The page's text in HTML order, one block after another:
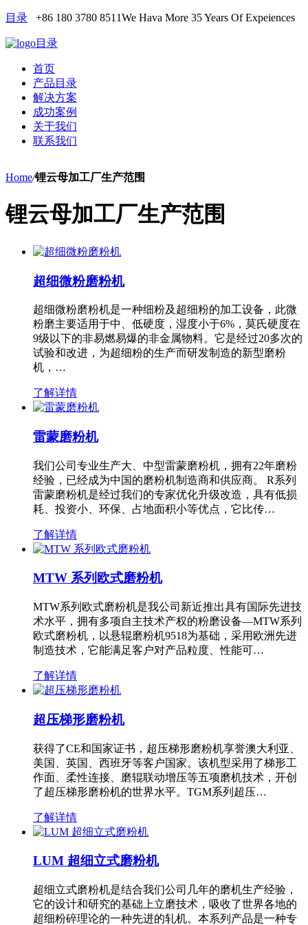
目录 +86 180 3780 8511We Hava More 35 Years Of Expeiences
目录
首页
产品目录
解决方案
成功案例
关于我们
联系我们
Home/锂云母加工厂生产范围
锂云母加工厂生产范围
超细微粉磨粉机
超细微粉磨粉机是一种细粉及超细粉的加工设备，此微
粉磨主要适用于中、低硬度，湿度小于6%，莫氏硬度在
9级以下的非易燃易爆的非金属物料。它是经过20多次的
试验和改进，为超细粉的生产而研发制造的新型磨粉
机，…
了解详情
雷蒙磨粉机
我们公司专业生产大、中型雷蒙磨粉机，拥有22年磨粉
经验，已经成为中国的磨粉机制造商和供应商。 R系列
雷蒙磨粉机是经过我们的专家优化升级改造，具有低损
耗、投资小、环保、占地面积小等优点，它比传…
了解详情
MTW 系列欧式磨粉机
MTW系列欧式磨粉机是我公司新近推出具有国际先进技
术水平，拥有多项自主技术产权的粉磨设备—MTW系列
欧式磨粉机，以悬辊磨粉机9518为基础，采用欧洲先进
制造技术，它能满足客户对产品粒度、性能可…
了解详情
超压梯形磨粉机
获得了CE和国家证书，超压梯形磨粉机享誉澳大利亚、
美国、英国、西班牙等客户国家。该机型采用了梯形工
作面、柔性连接、磨辊联动增压等五项磨机技术，开创
了超压梯形磨粉机的世界水平。TGM系列超压…
了解详情
LUM 超细立式磨粉机
超细立式磨粉机是结合我们公司几年的磨机生产经验，
它的设计和研究的基础上立磨技术，吸收了世界各地的
超细粉碎理论的一种先进的轧机。本系列产品是一种专